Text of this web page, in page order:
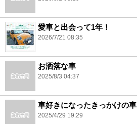
愛車と出会って1年！
2026/7/21 08:35
お洒落な車
2025/8/3 04:37
車好きになったきっかけの車
2025/4/29 19:29